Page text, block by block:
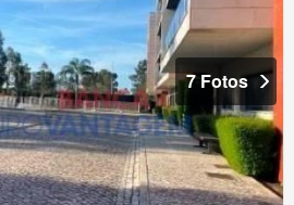
7 Fotos